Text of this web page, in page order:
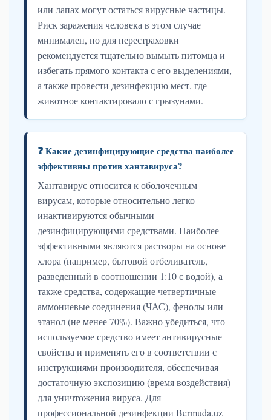
или лапах могут остаться вирусные частицы.
Риск заражения человека в этом случае
минимален, но для перестраховки
рекомендуется тщательно вымыть питомца и
избегать прямого контакта с его выделениями,
а также провести дезинфекцию мест, где
животное контактировало с грызунами.
❓ Какие дезинфицирующие средства наиболее
эффективны против хантавируса?
Хантавирус относится к оболочечным
вирусам, которые относительно легко
инактивируются обычными
дезинфицирующими средствами. Наиболее
эффективными являются растворы на основе
хлора (например, бытовой отбеливатель,
разведенный в соотношении 1:10 с водой), а
также средства, содержащие четвертичные
аммониевые соединения (ЧАС), фенолы или
этанол (не менее 70%). Важно убедиться, что
используемое средство имеет антивирусные
свойства и применять его в соответствии с
инструкциями производителя, обеспечивая
достаточную экспозицию (время воздействия)
для уничтожения вируса. Для
профессиональной дезинфекции Bermuda.uz